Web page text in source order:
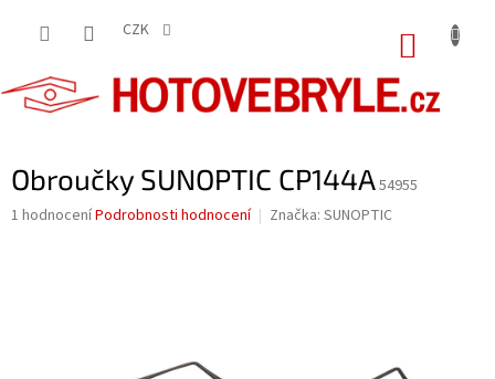
CZK
Obroučky SUNOPTIC CP144A 54955
Průměrné
1 hodnoceníPodrobnosti hodnocení Značka: SUNOPTIC